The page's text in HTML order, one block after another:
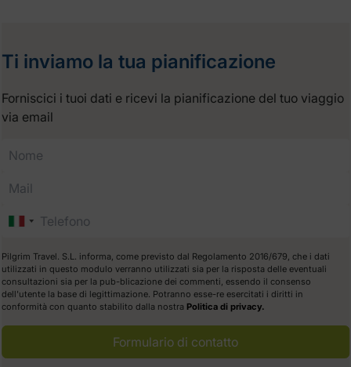
Ti inviamo la tua pianificazione
Forniscici i tuoi dati e ricevi la pianificazione del tuo viaggio
via email
Pilgrim Travel. S.L. informa, come previsto dal Regolamento 2016/679, che i dati
utilizzati in questo modulo verranno utilizzati sia per la risposta delle eventuali
consultazioni sia per la pub-blicazione dei commenti, essendo il consenso
dell'utente la base di legittimazione. Potranno esse-re esercitati i diritti in
conformità con quanto stabilito dalla nostra Politica di privacy.
Formulario di contatto